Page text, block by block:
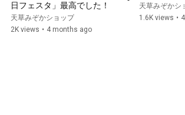
日フェスタ」最高でした！
天草みぞかショップ
2K views • 4 months ago
天草みぞかシ
1.6K views •